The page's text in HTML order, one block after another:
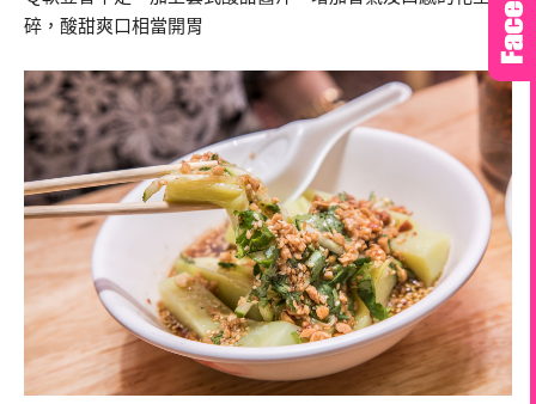
碎，酸甜爽口相當開胃